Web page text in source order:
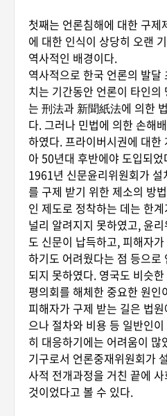
첫째는 언론침해에 대한 구제
에 대한 인식이 상당히 오랜
역사적인 배경이다.
역사적으로 한국 언론의 발달
치는 기간동안 언론이 타인의
는 刑法과 新聞紙法에 의한
다. 그러나 민법에 의한 손해
하였다. 프라이버시권에 대한
아 50년대 후반에야 도입되었
1961년 신문윤리위원회가 설
를 구제 받기 위한 제소의 방
인 제도로 정착하는 데는 한
널리 알려지지 못하였고, 윤
도 신문이 납득하고, 피해자
하기도 어려웠다는 점 등으로
되지 못하였다. 영국도 비슷
평의회를 해체한 중요한 원인
피해자가 구제 받는 길은 법
으나 절차와 비용 등 일반인
히 대응하기에는 어려움이 많
기구로서 언론중재위원회가
사적 전개과정을 거친 끝에
것이었다고 볼 수 있다.